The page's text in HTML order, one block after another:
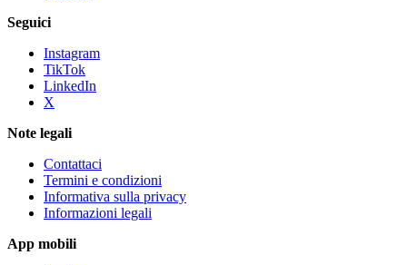
Seguici
Instagram
TikTok
LinkedIn
X
Note legali
Contattaci
Termini e condizioni
Informativa sulla privacy
Informazioni legali
App mobili